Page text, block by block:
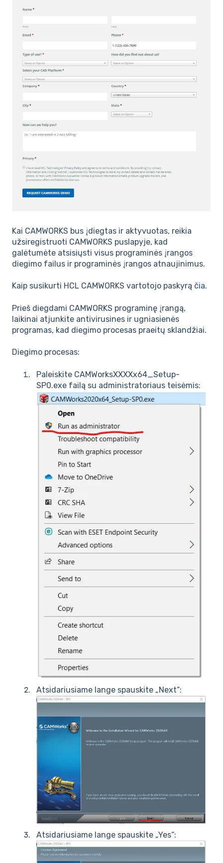
Kai CAMWORKS bus įdiegtas ir aktyvuotas, reikia
užsiregistruoti CAMWORKS puslapyje, kad
galėtumėte atsisiųsti visus programinės įrangos
diegimo failus ir programinės įrangos atnaujinimus.
Kaip susikurti HCL CAMWORKS vartotojo paskyrą čia.
Prieš diegdami CAMWORKS programinę įrangą,
laikinai atjunkite antivirusines ir ugniasienės
programas, kad diegimo procesas praeitų sklandžiai.
Diegimo procesas:
Paleiskite CAMWorksXXXXx64_Setup-
SP0.exe failą su administratoriaus teisėmis:
Atsidariusiame lange spauskite „Next“:
Atsidariusiame lange spauskite „Yes“: